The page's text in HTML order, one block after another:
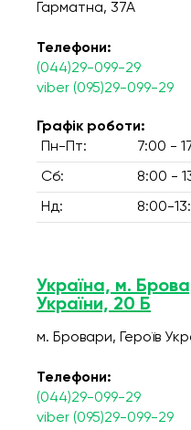
Гарматна, 37А
Телефони:
(044)29-099-29
viber (095)29-099-29
Графік роботи:
Пн-Пт:
7:00 -
Сб: 8:00 -
Нд: 8:00-
Україна, м.
України, 20 Б
м. Бровари, Героїв
Телефони:
(044)29-099-29
viber (095)29-099-29